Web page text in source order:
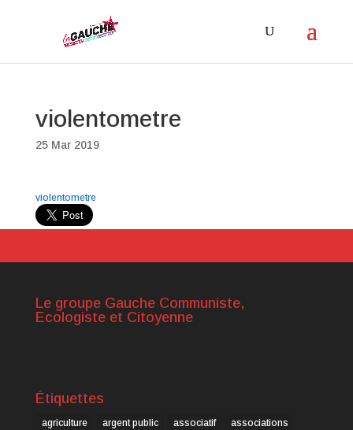
violentometre
25 Mar 2019
violentometre
Le groupe Gauche Communiste,
Ecologiste et Citoyenne
Étiquettes
agriculture argent public associatif
associations